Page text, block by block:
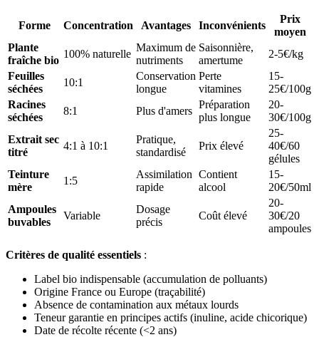
Forme Concentration Avantages Inconvénients
Prix
moyen
Plante
fraîche bio
100% naturelle
Maximum de
nutriments
Saisonnière,
amertume
2-5€/kg
Feuilles
séchées
10:1
Conservation
longue
Perte
vitamines
15-
25€/100g
Racines
séchées
8:1 Plus d'amers
Préparation
plus longue
20-
30€/100g
Extrait sec
titré
4:1 à 10:1
Pratique,
standardisé
Prix élevé
25-
40€/60
gélules
Teinture
mère
1:5
Assimilation
rapide
Contient
alcool
15-
20€/50ml
Ampoules
buvables
Variable
Dosage
précis
Coût élevé
20-
30€/20
ampoules
Critères de qualité essentiels :
Label bio indispensable (accumulation de polluants)
Origine France ou Europe (traçabilité)
Absence de contamination aux métaux lourds
Teneur garantie en principes actifs (inuline, acide chicorique)
Date de récolte récente (<2 ans)